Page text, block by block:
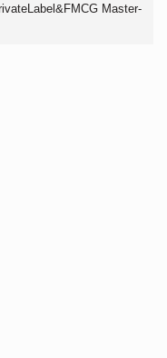
Master-